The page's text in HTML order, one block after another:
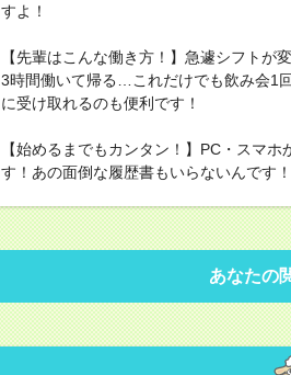
すよ！
【先輩はこんな働き方！】急遽シフトが
3時間働いて帰る…これだけでも飲み会1
に受け取れるのも便利です！
【始めるまでもカンタン！】PC・スマ
す！あの面倒な履歴書もいらないんです！
あなたの